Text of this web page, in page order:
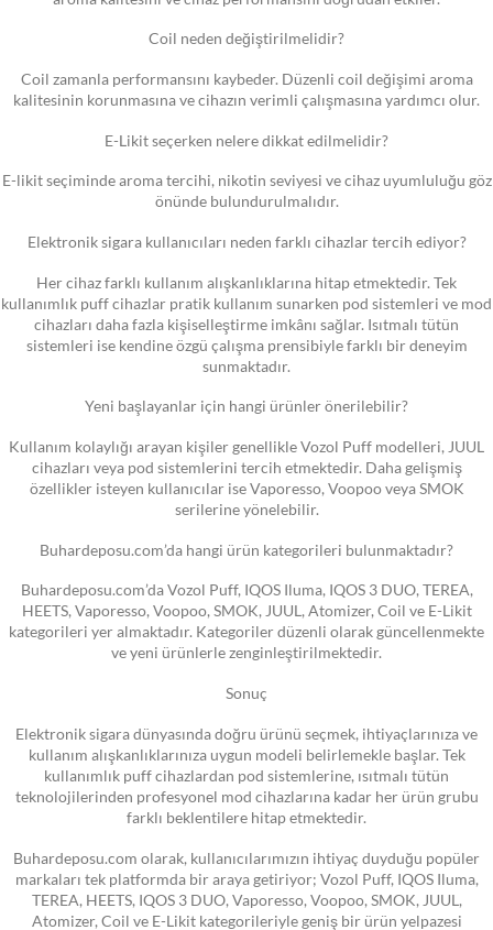
Coil neden değiştirilmelidir?
Coil zamanla performansını kaybeder. Düzenli coil değişimi aroma
kalitesinin korunmasına ve cihazın verimli çalışmasına yardımcı olur.
E-Likit seçerken nelere dikkat edilmelidir?
E-likit seçiminde aroma tercihi, nikotin seviyesi ve cihaz uyumluluğu göz
önünde bulundurulmalıdır.
Elektronik sigara kullanıcıları neden farklı cihazlar tercih ediyor?
Her cihaz farklı kullanım alışkanlıklarına hitap etmektedir. Tek
kullanımlık puff cihazlar pratik kullanım sunarken pod sistemleri ve mod
cihazları daha fazla kişiselleştirme imkânı sağlar. Isıtmalı tütün
sistemleri ise kendine özgü çalışma prensibiyle farklı bir deneyim
sunmaktadır.
Yeni başlayanlar için hangi ürünler önerilebilir?
Kullanım kolaylığı arayan kişiler genellikle Vozol Puff modelleri, JUUL
cihazları veya pod sistemlerini tercih etmektedir. Daha gelişmiş
özellikler isteyen kullanıcılar ise Vaporesso, Voopoo veya SMOK
serilerine yönelebilir.
Buhardeposu.com’da hangi ürün kategorileri bulunmaktadır?
Buhardeposu.com’da Vozol Puff, IQOS Iluma, IQOS 3 DUO, TEREA,
HEETS, Vaporesso, Voopoo, SMOK, JUUL, Atomizer, Coil ve E-Likit
kategorileri yer almaktadır. Kategoriler düzenli olarak güncellenmekte
ve yeni ürünlerle zenginleştirilmektedir.
Sonuç
Elektronik sigara dünyasında doğru ürünü seçmek, ihtiyaçlarınıza ve
kullanım alışkanlıklarınıza uygun modeli belirlemekle başlar. Tek
kullanımlık puff cihazlardan pod sistemlerine, ısıtmalı tütün
teknolojilerinden profesyonel mod cihazlarına kadar her ürün grubu
farklı beklentilere hitap etmektedir.
Buhardeposu.com olarak, kullanıcılarımızın ihtiyaç duyduğu popüler
markaları tek platformda bir araya getiriyor; Vozol Puff, IQOS Iluma,
TEREA, HEETS, IQOS 3 DUO, Vaporesso, Voopoo, SMOK, JUUL,
Atomizer, Coil ve E-Likit kategorileriyle geniş bir ürün yelpazesi